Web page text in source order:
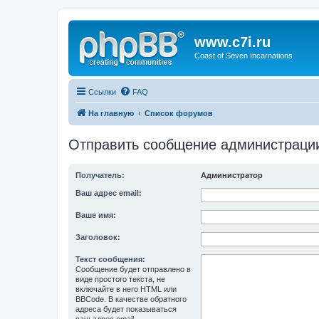
www.c7i.ru
Coast of Seven Incarnations
Ссылки FAQ
На главную Список форумов
Отправить сообщение
Получатель: Администратор
Ваш адрес email:
Ваше имя:
Заголовок:
Текст сообщения:
Сообщение будет отправлено в
виде простого текста, не
включайте в него HTML или
BBCode. В качестве обратного
адреса будет показываться